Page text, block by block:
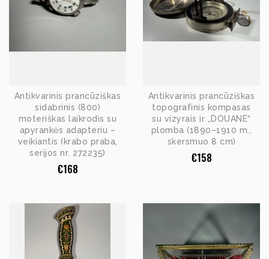
Antikvarinis prancūziškas
sidabrinis (800)
moteriškas laikrodis su
apyrankės adapteriu –
veikiantis (krabo praba,
serijos nr. 272235)
€168
Antikvarinis prancūziškas
topografinis kompasas
su vizyrais ir „DOUANE“
plomba (1890–1910 m.,
skersmuo 8 cm)
€158